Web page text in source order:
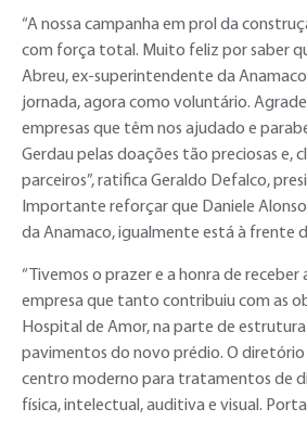
“A nossa campanha em prol da
com força total. Muito feliz por saber
Abreu, ex-superintendente da
jornada, agora como voluntário.
empresas que têm nos ajudado e
Gerdau pelas doações tão preciosas e,
parceiros”, ratifica Geraldo Defalco,
Importante reforçar que Daniele
da Anamaco, igualmente está à frente
“Tivemos o prazer e a honra de receber
empresa que tanto contribuiu com as
Hospital de Amor, na parte de
pavimentos do novo prédio. O
centro moderno para tratamentos de
física, intelectual, auditiva e visual.